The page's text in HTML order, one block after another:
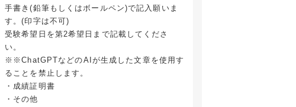
手書き(鉛筆もしくはボールペン)で記入願いま
す。(印字は不可)
受験希望日を第2希望日まで記載してくださ
い。
※※ChatGPTなどのAIが生成した文章を使用す
ることを禁止します。
・成績証明書
・その他